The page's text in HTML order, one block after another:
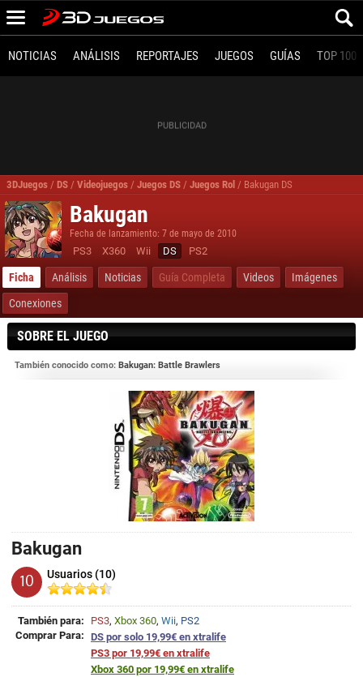
NOTICIAS ANÁLISIS REPORTAJES JUEGOS GUÍAS TOP 100
3DJuegos / DS / Videojuegos / Juegos DS / Juegos Rol / Bakugan DS
Bakugan
Fecha de lanzamiento: 7 de mayo de 2010
PS3 X360 Wii DS PS2
Ficha Análisis Noticias Guía Completa Videos
Imágenes
Conexiones
SOBRE EL JUEGO
También conocido como: Bakugan: Battle Brawlers
Bakugan
10 Usuarios (10)
También para: PS3, Xbox 360, Wii, PS2
Comprar Para: DS por solo 19,99€ en xtralife
PS3 por 19,99€ en xtralife
Xbox 360 por 19,99€ en xtralife